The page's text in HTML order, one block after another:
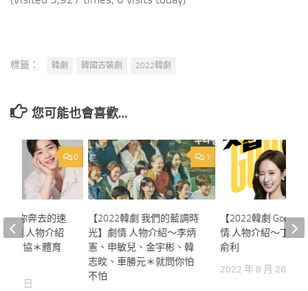
標籤： 韓劇 韓國古裝劇 2022韓劇
您可能也會喜歡…
1
【2022韓劇 我們的藍調時
光】劇情.人物介紹～李炳
憲、申敏兒、金宇彬、韓
志旼、車勝元＊就問你怕
不怕
【2022韓劇 Good
情.人物介紹～丁一
俞利
2022 年 8 月 26 日
0
向你奔去的速
劇情.人物介紹
蔡鍾協＊體育
月 5 日